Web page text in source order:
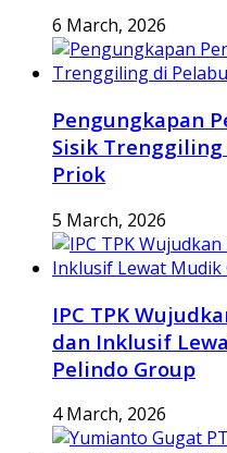
6 March, 2026
Pengungkapan
Sisik
Priok
5 March, 2026
IPC TPK
dan Inklusif
Pelindo Group
4 March, 2026